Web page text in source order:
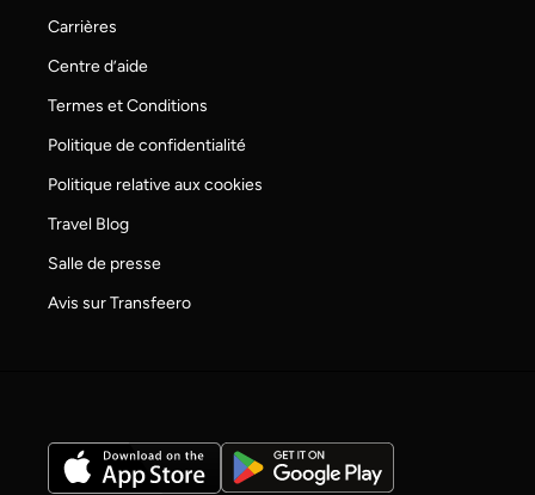
Carrières
Centre d’aide
Termes et Conditions
Politique de confidentialité
Politique relative aux cookies
Travel Blog
Salle de presse
Avis sur Transfeero